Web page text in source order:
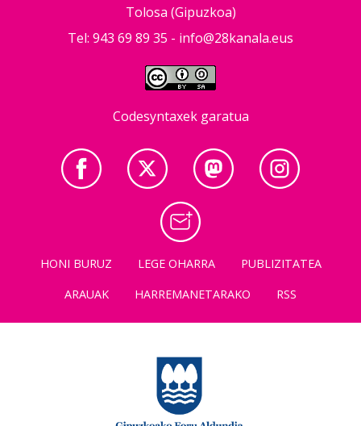
Tolosa (Gipuzkoa)
Tel: 943 69 89 35 - info@28kanala.eus
Codesyntaxek garatua
HONI BURUZ LEGE OHARRA
PUBLIZITATEA
ARAUAK
HARREMANETARAKO RSS